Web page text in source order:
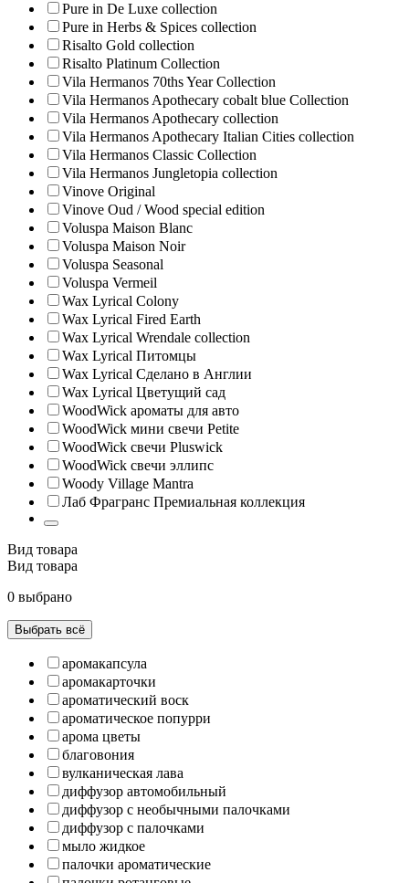
Pure in De Luxe collection
Pure in Herbs & Spices collection
Risalto Gold collection
Risalto Platinum Collection
Vila Hermanos 70ths Year Collection
Vila Hermanos Apothecary cobalt blue Collection
Vila Hermanos Apothecary collection
Vila Hermanos Apothecary Italian Cities collection
Vila Hermanos Classic Collection
Vila Hermanos Jungletopia collection
Vinove Original
Vinove Oud / Wood special edition
Voluspa Maison Blanc
Voluspa Maison Noir
Voluspa Seasonal
Voluspa Vermeil
Wax Lyrical Colony
Wax Lyrical Fired Earth
Wax Lyrical Wrendale collection
Wax Lyrical Питомцы
Wax Lyrical Сделано в Англии
Wax Lyrical Цветущий сад
WoodWick ароматы для авто
WoodWick мини свечи Petite
WoodWick свечи Pluswick
WoodWick свечи эллипс
Woody Village Mantra
Лаб Фрагранс Премиальная коллекция
Вид товара
Вид товара
0 выбрано
Выбрать всё
аромакапсула
аромакарточки
ароматический воск
ароматическое попурри
арома цветы
благовония
вулканическая лава
диффузор автомобильный
диффузор с необычными палочками
диффузор с палочками
мыло жидкое
палочки ароматические